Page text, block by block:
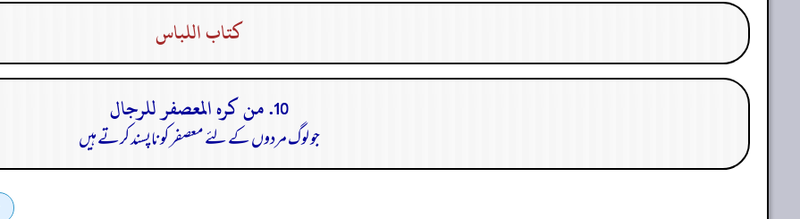
كتاب اللباس
10. من كره المعصفر للرجال
جو لوگ مردوں کے لئے معصفر کو ناپسند کرتے ہیں